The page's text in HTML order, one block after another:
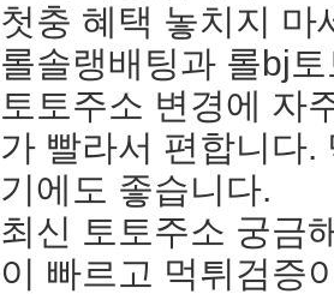
첫충 혜택 놓치지
롤솔랭배팅과 롤bj
토토주소 변경에 자
가 빨라서 편합니다.
기에도 좋습니다.
최신 토토주소 궁금
이 빠르고 먹튀검증